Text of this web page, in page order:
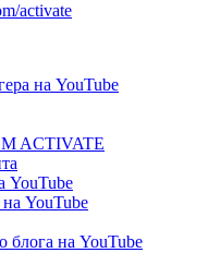
activate
на YouTube
ACTIVATE
YouTube
YouTube
на YouTube